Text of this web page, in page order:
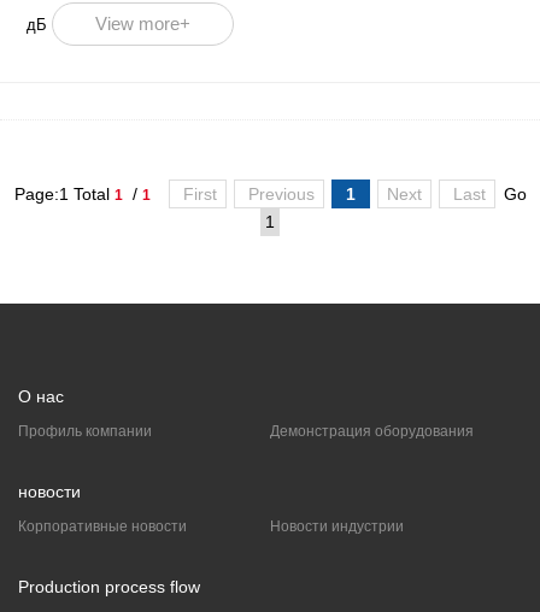
дБ
View more+
Page:1 Total 1 / 1 First Previous 1 Next Last Go
О нас
Профиль компании Демонстрация оборудования
новости
Корпоративные новости Новости индустрии
Production process flow